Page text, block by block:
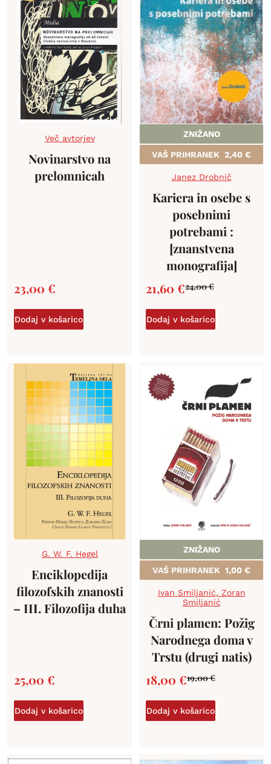
Več avtorjev
Novinarstvo na
prelomnicah
23,00 €
Dodaj v košarico
ZNIŽANO
VAŠ PRIHRANEK 2,40 €
Janez Drobnič
Kariera in osebe s
posebnimi
potrebami :
[znanstvena
monografija]
24,00€
21,60 €
Dodaj v košarico
G. W. F. Hegel
Enciklopedija
filozofskih znanosti
– III. Filozofija duha
25,00 €
Dodaj v košarico
ZNIŽANO
VAŠ PRIHRANEK 1,00 €
Ivan Smiljanić, Zoran
Smiljanić
Črni plamen: Požig
Narodnega doma v
Trstu (drugi natis)
19,00€
18,00 €
Dodaj v košarico